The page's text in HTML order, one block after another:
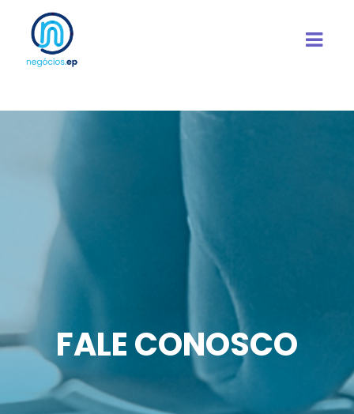
FALE CONOSCO